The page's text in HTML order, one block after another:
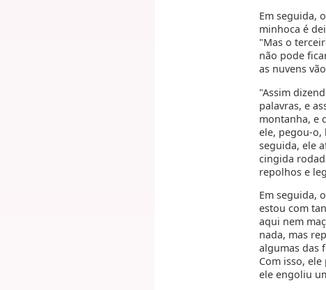
Em seguida,
minhoca é
"Mas o
não pode
as nuvens
"Assim
palavras, e
montanha, e
ele, pegou-o,
seguida, ele
cingida
repolhos e
Em seguida,
estou com
aqui nem
nada, mas
algumas das
Com isso,
ele engoliu